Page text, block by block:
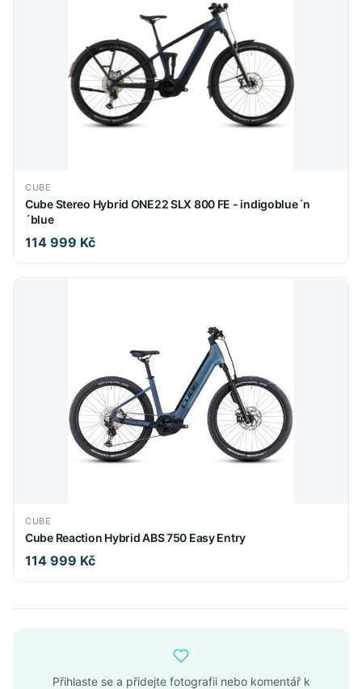
CUBE
Cube Stereo Hybrid ONE22 SLX 800 FE - indigoblue´n
´blue
114 999 Kč
CUBE
Cube Reaction Hybrid ABS 750 Easy Entry
114 999 Kč
Přihlaste se a přidejte fotografii nebo komentář k